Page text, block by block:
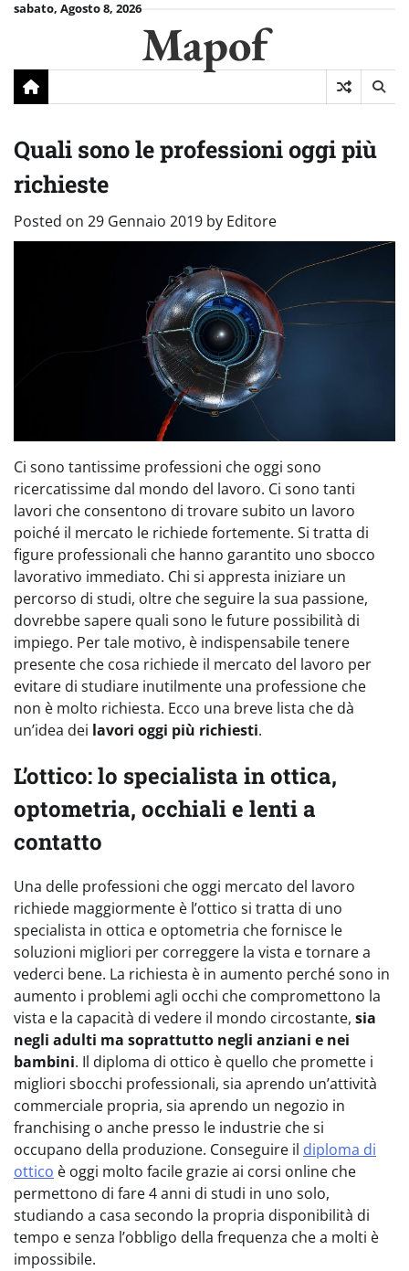
Skipsabato, Agosto 8, 2026
Mapof
Quali sono le professioni oggi più
richieste
Posted on 29 Gennaio 2019 by Editore
Ci sono tantissime professioni che oggi sono
ricercatissime dal mondo del lavoro. Ci sono tanti
lavori che consentono di trovare subito un lavoro
poiché il mercato le richiede fortemente. Si tratta di
figure professionali che hanno garantito uno sbocco
lavorativo immediato. Chi si appresta iniziare un
percorso di studi, oltre che seguire la sua passione,
dovrebbe sapere quali sono le future possibilità di
impiego. Per tale motivo, è indispensabile tenere
presente che cosa richiede il mercato del lavoro per
evitare di studiare inutilmente una professione che
non è molto richiesta. Ecco una breve lista che dà
un’idea dei lavori oggi più richiesti.
L’ottico: lo specialista in ottica,
optometria, occhiali e lenti a
contatto
Una delle professioni che oggi mercato del lavoro
richiede maggiormente è l’ottico si tratta di uno
specialista in ottica e optometria che fornisce le
soluzioni migliori per correggere la vista e tornare a
vederci bene. La richiesta è in aumento perché sono in
aumento i problemi agli occhi che compromettono la
vista e la capacità di vedere il mondo circostante, sia
negli adulti ma soprattutto negli anziani e nei
bambini. Il diploma di ottico è quello che promette i
migliori sbocchi professionali, sia aprendo un’attività
commerciale propria, sia aprendo un negozio in
franchising o anche presso le industrie che si
occupano della produzione. Conseguire il diploma di
ottico è oggi molto facile grazie ai corsi online che
permettono di fare 4 anni di studi in uno solo,
studiando a casa secondo la propria disponibilità di
tempo e senza l’obbligo della frequenza che a molti è
impossibile.